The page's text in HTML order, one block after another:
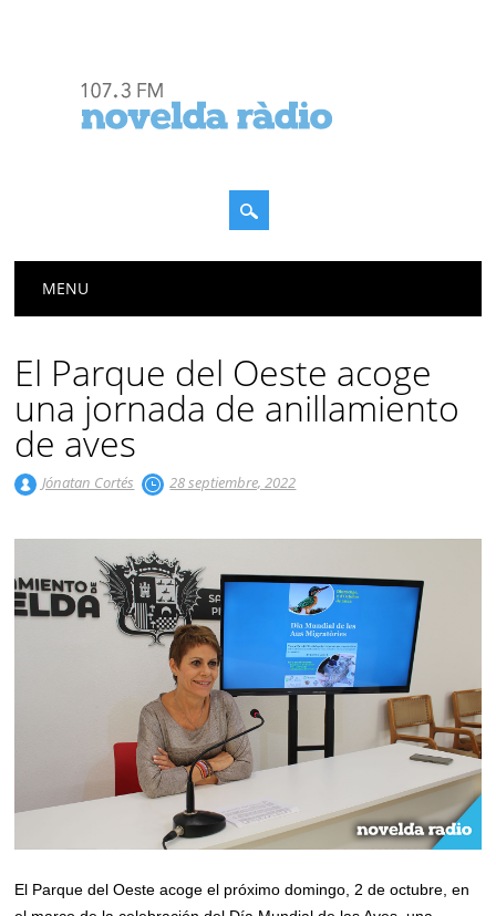
Menú principal
MENU
El Parque del Oeste acoge
una jornada de anillamiento
de aves
Jónatan Cortés 28 septiembre, 2022
El Parque del Oeste acoge el próximo domingo, 2 de octubre, en